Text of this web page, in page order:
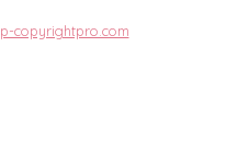
copyrightpro.com